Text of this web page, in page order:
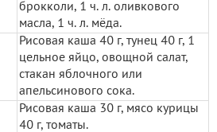
брокколи, 1 ч. л. оливкового
масла, 1 ч. л. мёда.
Рисовая каша 40 г, тунец 40 г, 1
цельное яйцо, овощной салат,
стакан яблочного или
апельсинового сока.
Рисовая каша 30 г, мясо курицы
40 г, томаты.